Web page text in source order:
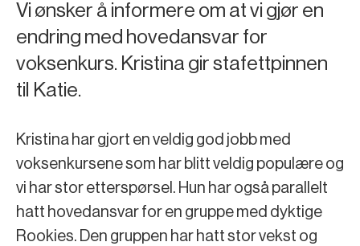
Vi ønsker å informere om at vi gjør en
endring med hovedansvar for
voksenkurs. Kristina gir stafettpinnen
til Katie.
Kristina har gjort en veldig god jobb med
voksenkursene som har blitt veldig populære og
vi har stor etterspørsel. Hun har også parallelt
hatt hovedansvar for en gruppe med dyktige
Rookies. Den gruppen har hatt stor vekst og